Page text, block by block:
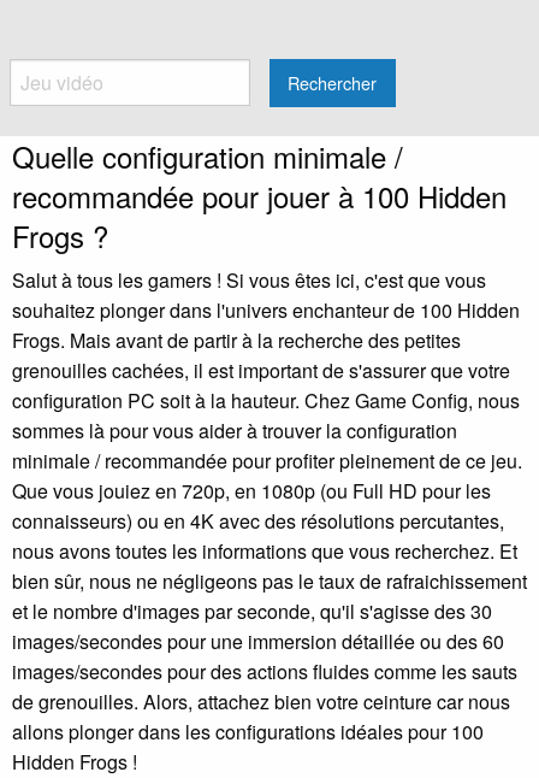
Rechercher
Quelle configuration minimale /
recommandée pour jouer à 100 Hidden
Frogs ?
Salut à tous les gamers ! Si vous êtes ici, c'est que vous
souhaitez plonger dans l'univers enchanteur de 100 Hidden
Frogs. Mais avant de partir à la recherche des petites
grenouilles cachées, il est important de s'assurer que votre
configuration PC soit à la hauteur. Chez Game Config, nous
sommes là pour vous aider à trouver la configuration
minimale / recommandée pour profiter pleinement de ce jeu.
Que vous jouiez en 720p, en 1080p (ou Full HD pour les
connaisseurs) ou en 4K avec des résolutions percutantes,
nous avons toutes les informations que vous recherchez. Et
bien sûr, nous ne négligeons pas le taux de rafraichissement
et le nombre d'images par seconde, qu'il s'agisse des 30
images/secondes pour une immersion détaillée ou des 60
images/secondes pour des actions fluides comme les sauts
de grenouilles. Alors, attachez bien votre ceinture car nous
allons plonger dans les configurations idéales pour 100
Hidden Frogs !